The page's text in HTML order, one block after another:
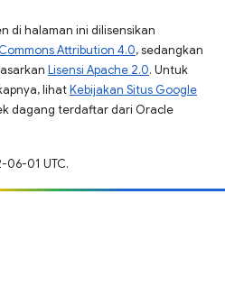
di halaman ini dilisensikan
Attribution 4.0, sedangkan
Lisensi Apache 2.0. Untuk
lihatKebijakan Situs Google
dagang terdaftar dari Oracle
06-01 UTC.